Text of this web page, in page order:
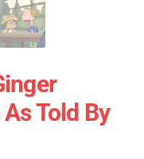
Told By